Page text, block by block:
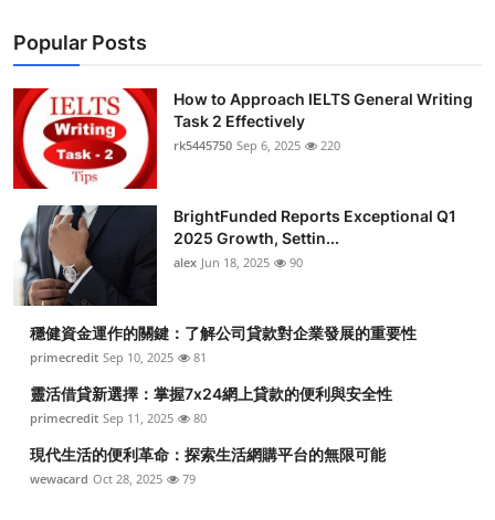
Popular Posts
How to Approach IELTS General Writing
Task 2 Effectively
rk5445750 Sep 6, 2025 220
BrightFunded Reports Exceptional Q1
2025 Growth, Settin...
alex Jun 18, 2025 90
穩健資金運作的關鍵：了解公司貸款對企業發展的重要性
primecredit Sep 10, 2025 81
靈活借貸新選擇：掌握7x24網上貸款的便利與安全性
primecredit Sep 11, 2025 80
現代生活的便利革命：探索生活網購平台的無限可能
wewacard Oct 28, 2025 79